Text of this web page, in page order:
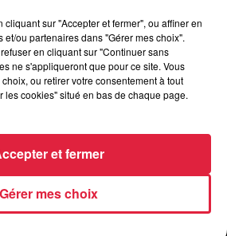
cliquant sur "Accepter et fermer", ou affiner en
ou partenaires dans "Gérer mes choix".
en cliquant sur "Continuer sans
ne s'appliqueront que pour ce site. Vous
ou retirer votre consentement à tout
les cookies" situé en bas de chaque page.
Gérer mes choix
et fermer